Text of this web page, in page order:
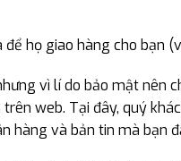
họ giao hàng cho bạn
vì lí do bảo mật nên
web. Tại đây, quý
hàng và bản tin mà bạn